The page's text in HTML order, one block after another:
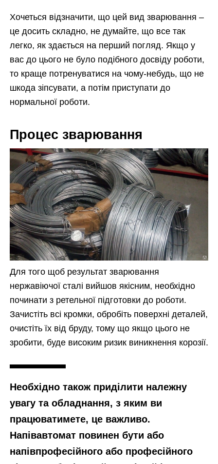
Хочеться відзначити, що цей вид зварювання –
це досить складно, не думайте, що все так
легко, як здається на перший погляд. Якщо у
вас до цього не було подібного досвіду роботи,
то краще потренуватися на чому-небудь, що не
шкода зіпсувати, а потім приступати до
нормальної роботи.
Процес зварювання
Для того щоб результат зварювання
нержавіючої сталі вийшов якісним, необхідно
починати з ретельної підготовки до роботи.
Зачистіть всі кромки, обробіть поверхні деталей,
очистіть їх від бруду, тому що якщо цього не
зробити, буде високим ризик виникнення корозії.
Необхідно також приділити належну
увагу та обладнання, з яким ви
працюватимете, це важливо.
Напівавтомат повинен бути або
напівпрофесійного або професійного